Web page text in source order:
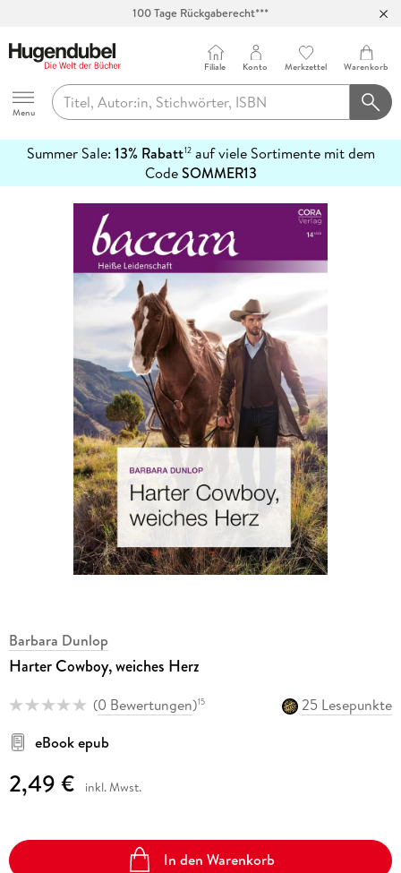
100 Tage Rückgaberecht***
Hugendubel
Menu
Filiale Konto Merkzettel Warenkorb
Summer Sale: 13% Rabatt12auf viele Sortimente mit dem
CodeSOMMER13
erfahren
Barbara Dunlop
Harter Cowboy, weiches Herz
(0 Bewertungen)15
25 Lesepunkte
eBook epub
2,49 € inkl. Mwst.
In den Warenkorb